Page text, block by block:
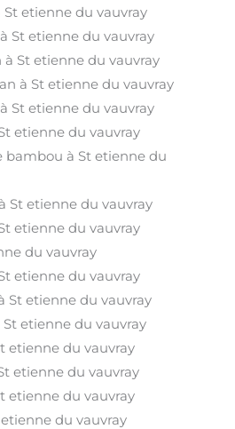
St etienne du vauvray
St etienne du vauvray
à St etienne du vauvray
à St etienne du vauvray
St etienne du vauvray
etienne du vauvray
bambou à St etienne du
St etienne du vauvray
etienne du vauvray
du vauvray
etienne du vauvray
St etienne du vauvray
St etienne du vauvray
etienne du vauvray
etienne du vauvray
etienne du vauvray
du vauvray